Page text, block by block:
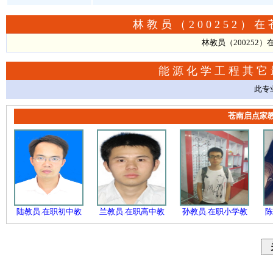
林教员（200252）在
林教员（200252）
能源化学工程其
此专
苍南启点家
陆教员.在职初中教 兰教员.在职高中教 孙教员.在职小学教